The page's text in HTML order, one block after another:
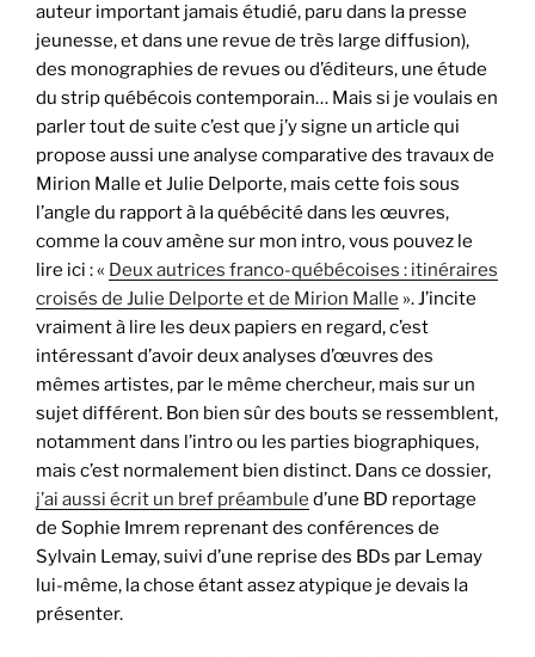
auteur important jamais étudié, paru dans la presse
jeunesse, et dans une revue de très large diffusion),
des monographies de revues ou d’éditeurs, une étude
du strip québécois contemporain… Mais si je voulais en
parler tout de suite c’est que j’y signe un article qui
propose aussi une analyse comparative des travaux de
Mirion Malle et Julie Delporte, mais cette fois sous
l’angle du rapport à la québécité dans les œuvres,
comme la couv amène sur mon intro, vous pouvez le
lire ici : « Deux autrices franco-québécoises : itinéraires
croisés de Julie Delporte et de Mirion Malle ». J’incite
vraiment à lire les deux papiers en regard, c’est
intéressant d’avoir deux analyses d’œuvres des
mêmes artistes, par le même chercheur, mais sur un
sujet différent. Bon bien sûr des bouts se ressemblent,
notamment dans l’intro ou les parties biographiques,
mais c’est normalement bien distinct. Dans ce dossier,
j’ai aussi écrit un bref préambule d’une BD reportage
de Sophie Imrem reprenant des conférences de
Sylvain Lemay, suivi d’une reprise des BDs par Lemay
lui-même, la chose étant assez atypique je devais la
présenter.